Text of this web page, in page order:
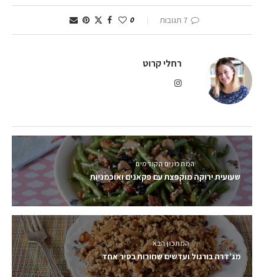
7 תגובות 0
רחלי קרוט
המתכונים הקודמים
שעועית ירוקה מוקפצת עם פקאנים ואוכמניות
המתכון הבא
מג’דרה בורגול ועדשים שחורות בסיר אחד